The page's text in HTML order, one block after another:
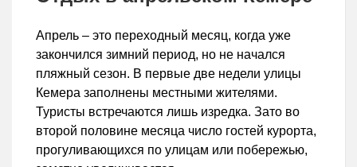
Апрель – это переходный месяц, когда уже
закончился зимний период, но не начался
пляжный сезон. В первые две недели улицы
Кемера заполнены местными жителями.
Туристы встречаются лишь изредка. Зато во
второй половине месяца число гостей курорта,
прогуливающихся по улицам или побережью,